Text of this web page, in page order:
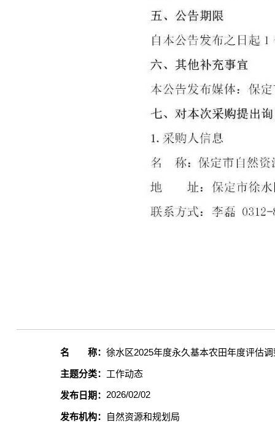
名 称： 徐水区2025年度永久基本农田年度评估
主题分类： 工作动态
发布日期： 2026/02/02
发布机构： 自然资源和规划局